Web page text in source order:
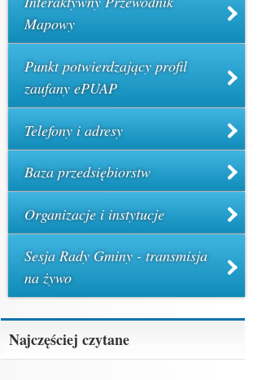
Mapowy
Punkt potwierdzający profil
zaufany ePUAP
Telefony i adresy
Baza przedsiębiorstw
Organizacje i instytucje
Sesja Rady Gminy - transmisja
na żywo
Najczęściej czytane